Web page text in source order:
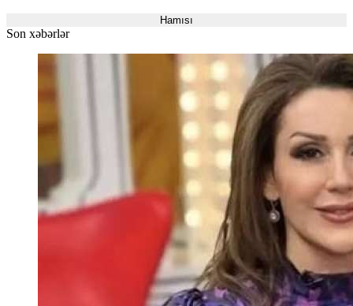
Hamısı
Son xəbərlər